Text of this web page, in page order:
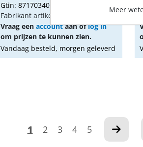
Gtin: 8717034050308
Fabrikant artikel nummer: TO20123
Vraag een accountaan oflog in
om prijzen te kunnen zien.
Vandaag besteld, morgen geleverd
1 2 3 4 5
Meer